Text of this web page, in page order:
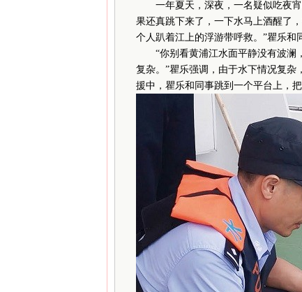
一年夏天，深夜，一名疑似吃夜宵
果还真跳下来了，一下水马上酒醒了
个人趴着江上的浮游带呼救。”瞿乐和
“你别看黄浦江水面平静没有波澜
复杂。”瞿乐强调，由于水下情况复
援中，瞿乐和同事跳到一个平台上，